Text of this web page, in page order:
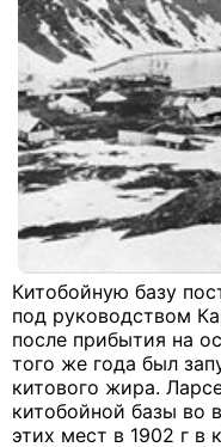
Китобойную базу
под руководством
после прибытия на
того же года был
китового жира.
китобойной базы во
этих мест в 1902 г в